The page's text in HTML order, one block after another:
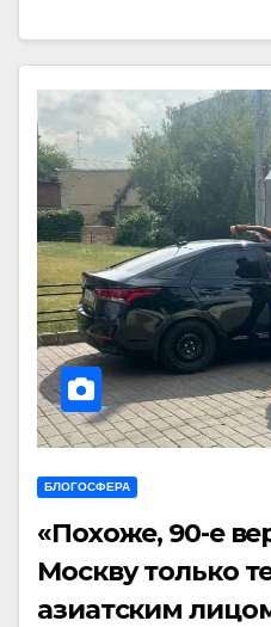
БЛОГОСФЕРА
«Похоже, 90-е
Москву только
азиатским